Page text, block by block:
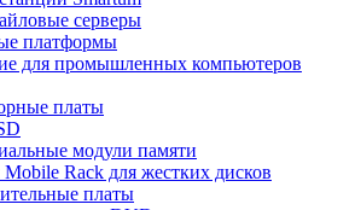
серверы
платформы
для промышленных компьютеров
платы
модули памяти
Rack для жестких дисков
платы